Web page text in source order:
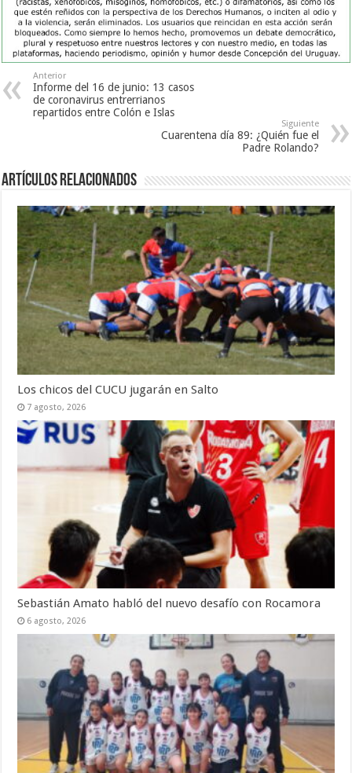
Anterior
Informe del 16 de junio: 13 casos
de coronavirus entrerrianos
repartidos entre Colón e Islas
Siguiente
Cuarentena día 89: ¿Quién fue el
Padre Rolando?
Artículos Relacionados
Los chicos del CUCU jugarán en Salto
7 agosto, 2026
Sebastián Amato habló del nuevo desafío con Rocamora
6 agosto, 2026